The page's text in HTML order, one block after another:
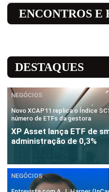
ENCONTROS E
DESTAQUES
NEGÓCIOS
Novo XCAP11 replica o Índice
número de ETFs da gestora
XP Asset lança ETF de
administração de 0,3%
NEGÓCIOS